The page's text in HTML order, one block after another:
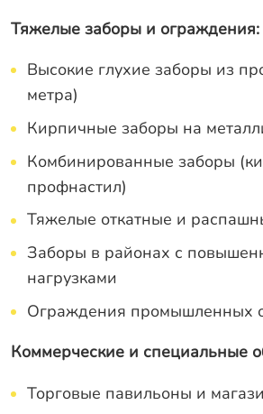
Тяжелые заборы и ограждения:
Высокие глухие заборы из
метра)
Кирпичные заборы на
Комбинированные заборы
профнастил)
Тяжелые откатные и
Заборы в районах с
нагрузками
Ограждения промышленных
Коммерческие и специальные
Торговые павильоны и